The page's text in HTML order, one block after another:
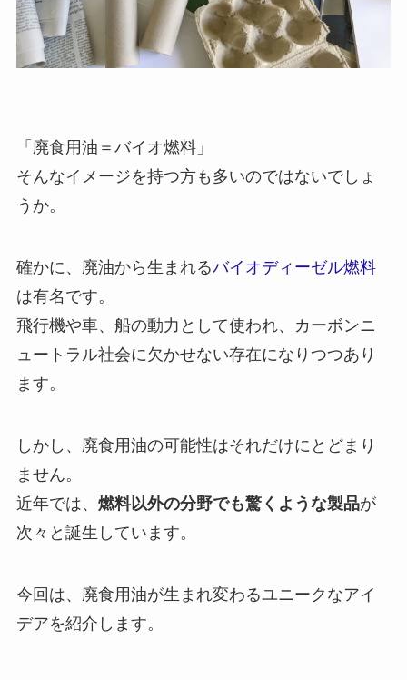
「廃食用油＝バイオ燃料」
そんなイメージを持つ方も多いのではないでしょ
うか。
確かに、廃油から生まれるバイオディーゼル燃料
は有名です。
飛行機や車、船の動力として使われ、カーボンニ
ュートラル社会に欠かせない存在になりつつあり
ます。
しかし、廃食用油の可能性はそれだけにとどまり
ません。
近年では、 燃料以外の分野でも驚くような製品が
次々と誕生しています。
今回は、廃食用油が生まれ変わるユニークなアイ
デアを紹介します。